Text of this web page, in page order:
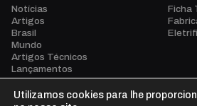
Notícias
Artigos
Brasil
Mundo
Artigos Técnicos
Lançamentos
Eventos
Opinião
Ficha
Utilizamos cookies para lhe